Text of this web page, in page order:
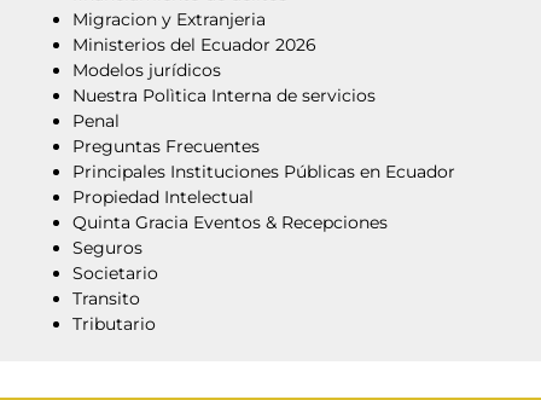
Migracion y Extranjeria
Ministerios del Ecuador 2026
Modelos jurídicos
Nuestra Polìtica Interna de servicios
Penal
Preguntas Frecuentes
Principales Instituciones Públicas en Ecuador
Propiedad Intelectual
Quinta Gracia Eventos & Recepciones
Seguros
Societario
Transito
Tributario